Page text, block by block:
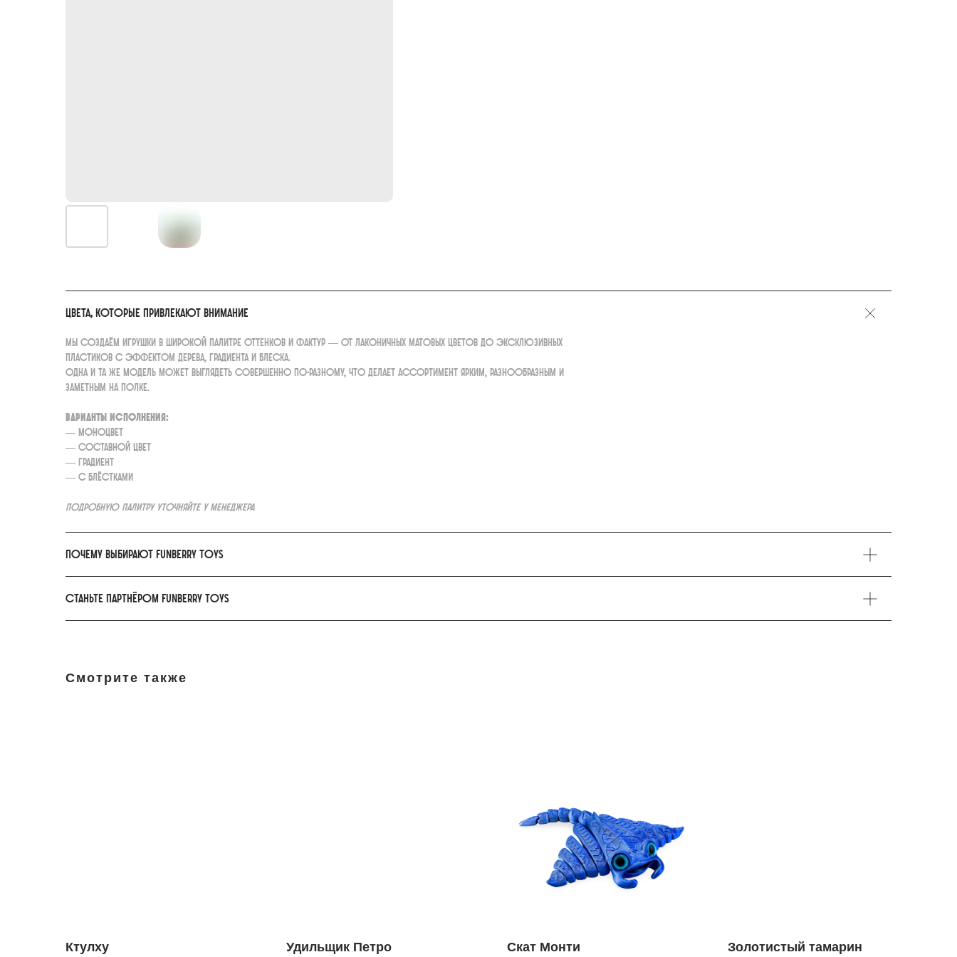
Цвета, которые привлекают внимание
Мы создаём игрушки в широкой палитре оттенков и фактур — от лаконичных матовых цветов до эксклюзивных
пластиков с эффектом дерева, градиента и блеска.
Одна и та же модель может выглядеть совершенно по-разному, что делает ассортимент ярким, разнообразным и
заметным на полке.
Варианты исполнения:
— моноцвет
— составной цвет
— градиент
— с блёстками
Подробную палитру уточняйте у менеджера
Почему выбирают FunBerry Toys
Станьте партнёром FunBerry Toys
Смотрите также
Ктулху Удильщик Петро Скат Монти Золотистый тамарин